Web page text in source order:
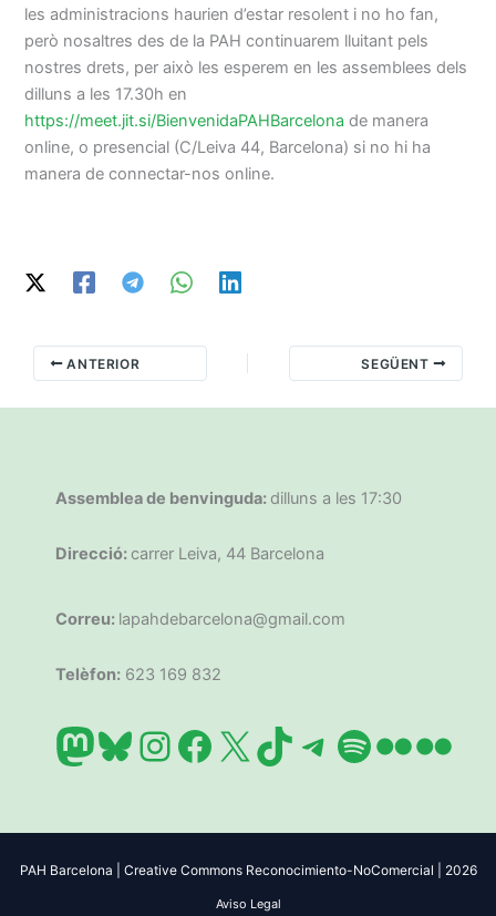
les administracions haurien d’estar resolent i no ho fan,
però nosaltres des de la PAH continuarem lluitant pels
nostres drets, per això les esperem en les assemblees dels
dilluns a les 17.30h en
https://meet.jit.si/BienvenidaPAHBarcelona de manera
online, o presencial (C/Leiva 44, Barcelona) si no hi ha
manera de connectar-nos online.
ANTERIOR SEGÜENT
Assemblea de benvinguda: dilluns a les 17:30
Direcció: carrer Leiva, 44 Barcelona
Correu: lapahdebarcelona@gmail.com
Telèfon: 623 169 832
Mastodon
Bluesky
Instagram
Facebook
X TikTok
Telegram
Spotify
Flickr
PAH Barcelona | Creative Commons Reconocimiento-NoComercial | 2026
Aviso Legal